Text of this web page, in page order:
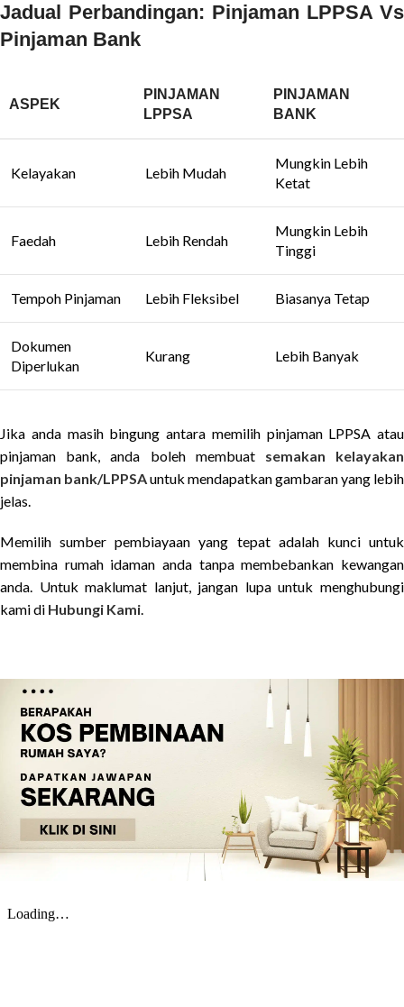
Jadual Perbandingan: Pinjaman LPPSA Vs
Pinjaman Bank
ASPEK
PINJAMAN
LPPSA
PINJAMAN
BANK
Kelayakan Lebih Mudah
Mungkin Lebih
Ketat
Faedah Lebih Rendah
Mungkin Lebih
Tinggi
Tempoh Pinjaman Lebih Fleksibel Biasanya Tetap
Dokumen
Diperlukan
Kurang Lebih Banyak
Jika anda masih bingung antara memilih pinjaman LPPSA atau
pinjaman bank, anda boleh membuat semakan kelayakan
pinjaman bank/LPPSAuntuk mendapatkan gambaran yang lebih
jelas.
Memilih sumber pembiayaan yang tepat adalah kunci untuk
membina rumah idaman anda tanpa membebankan kewangan
anda. Untuk maklumat lanjut, jangan lupa untuk menghubungi
kami di Hubungi Kami.